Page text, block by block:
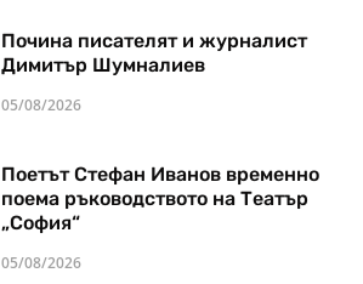
Почина писателят и журналист
Димитър Шумналиев
05/08/2026
Поетът Стефан Иванов временно
поема ръководството на Театър
„София“
05/08/2026